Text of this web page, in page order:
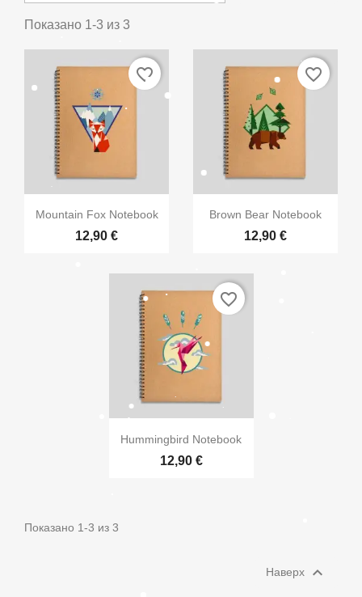
Показано 1-3 из 3
Быстрый просмотр
Mountain Fox Notebook
12,90 €
favorite_border
Быстрый просмотр
Brown Bear Notebook
12,90 €
favorite_border
Быстрый просмотр
Hummingbird Notebook
12,90 €
favorite_border
Показано 1-3 из 3
Наверх 
Create wishlist
Wishlist name
Отмена Create wishlist